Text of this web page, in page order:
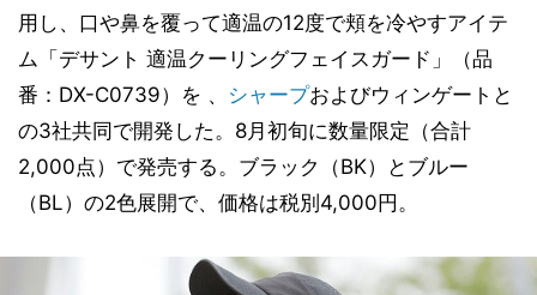
用し、口や鼻を覆って適温の12度で頬を冷やすアイテ
ム「デサント 適温クーリングフェイスガード」（品
番：DX-C0739）を 、 シャープおよびウィンゲートと
の3社共同で開発した。8月初旬に数量限定（合計
2,000点）で発売する。ブラック（BK）とブルー
（BL）の2色展開で、価格は税別4,000円。